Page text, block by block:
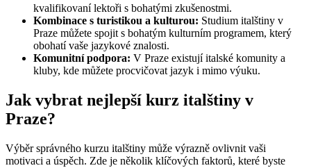
kvalifikovaní lektoři s bohatými zkušenostmi.
Kombinace s turistikou a kulturou: Studium italštiny v
Praze můžete spojit s bohatým kulturním programem, který
obohatí vaše jazykové znalosti.
Komunitní podpora: V Praze existují italské komunity a
kluby, kde můžete procvičovat jazyk i mimo výuku.
Jak vybrat nejlepší kurz italštiny v
Praze?
Výběr správného kurzu italštiny může výrazně ovlivnit vaši
motivaci a úspěch. Zde je několik klíčových faktorů, které byste